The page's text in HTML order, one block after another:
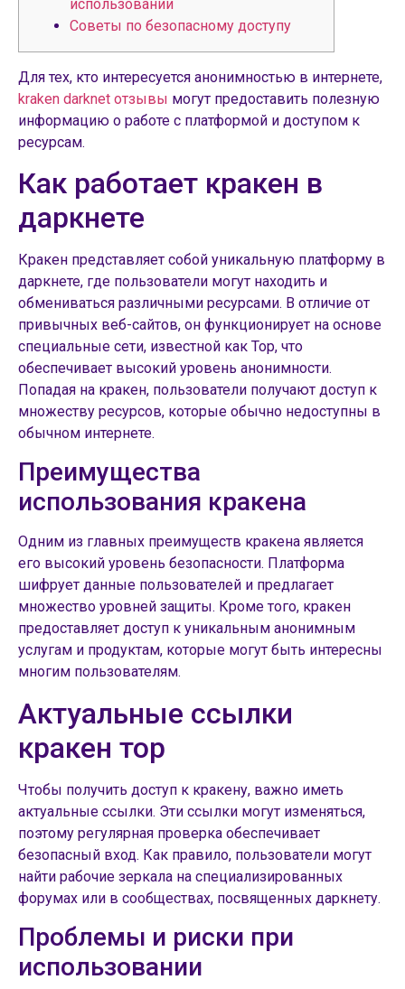
использовании
Советы по безопасному доступу
Для тех, кто интересуется анонимностью в интернете,
kraken darknet отзывы могут предоставить полезную
информацию о работе с платформой и доступом к
ресурсам.
Как работает кракен в
даркнете
Кракен представляет собой уникальную платформу в
даркнете, где пользователи могут находить и
обмениваться различными ресурсами. В отличие от
привычных веб-сайтов, он функционирует на основе
специальные сети, известной как Тор, что
обеспечивает высокий уровень анонимности.
Попадая на кракен, пользователи получают доступ к
множеству ресурсов, которые обычно недоступны в
обычном интернете.
Преимущества
использования кракена
Одним из главных преимуществ кракена является
его высокий уровень безопасности. Платформа
шифрует данные пользователей и предлагает
множество уровней защиты. Кроме того, кракен
предоставляет доступ к уникальным анонимным
услугам и продуктам, которые могут быть интересны
многим пользователям.
Актуальные ссылки
кракен тор
Чтобы получить доступ к кракену, важно иметь
актуальные ссылки. Эти ссылки могут изменяться,
поэтому регулярная проверка обеспечивает
безопасный вход. Как правило, пользователи могут
найти рабочие зеркала на специализированных
форумах или в сообществах, посвященных даркнету.
Проблемы и риски при
использовании